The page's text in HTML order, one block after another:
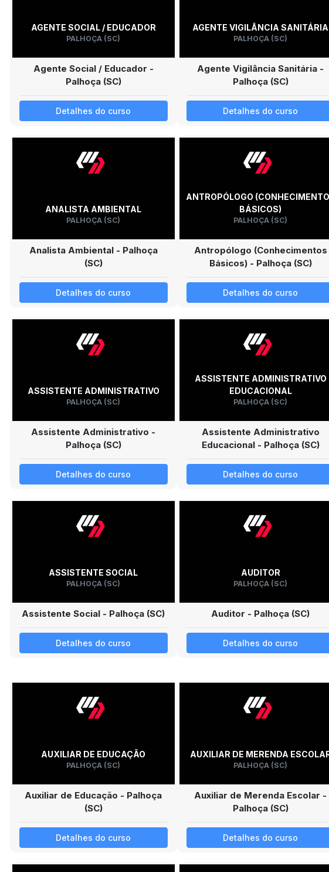
AGENTE SOCIAL / EDUCADOR
PALHOÇA (SC)
Agente Social / Educador -
Palhoça (SC)
Detalhes do curso
AGENTE VIGILÂNCIA SANITÁRIA
PALHOÇA (SC)
Agente Vigilância Sanitária -
Palhoça (SC)
Detalhes do curso
ANALISTA AMBIENTAL
PALHOÇA (SC)
Analista Ambiental - Palhoça
(SC)
Detalhes do curso
ANTROPÓLOGO
BÁSICOS)
PALHOÇA (SC)
Antropólogo (Conhecimentos
Básicos) - Palhoça (SC)
Detalhes do curso
ASSISTENTE ADMINISTRATIVO
PALHOÇA (SC)
Assistente Administrativo -
Palhoça (SC)
Detalhes do curso
ASSISTENTE ADMINISTRATIVO
EDUCACIONAL
PALHOÇA (SC)
Assistente Administrativo
Educacional - Palhoça (SC)
Detalhes do curso
ASSISTENTE SOCIAL
PALHOÇA (SC)
Assistente Social - Palhoça (SC)
Detalhes do curso
AUDITOR
PALHOÇA (SC)
Auditor - Palhoça (SC)
Detalhes do curso
AUXILIAR DE EDUCAÇÃO
PALHOÇA (SC)
Auxiliar de Educação - Palhoça
(SC)
Detalhes do curso
AUXILIAR DE MERENDA
PALHOÇA (SC)
Auxiliar de Merenda Escolar -
Palhoça (SC)
Detalhes do curso